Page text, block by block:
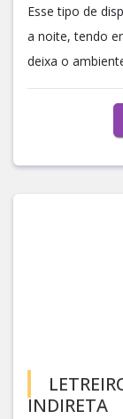
Esse tipo de
a noite, tendo
deixa o
INDIRETA